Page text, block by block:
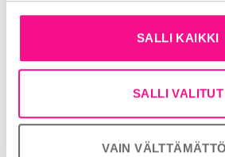
SALLI KAIKKI
SALLI VALITUT
VAIN
Itävallan kaupallisten kanavien
Corinna Drummin mukaan radio
Drumm on myös AER:n uusi